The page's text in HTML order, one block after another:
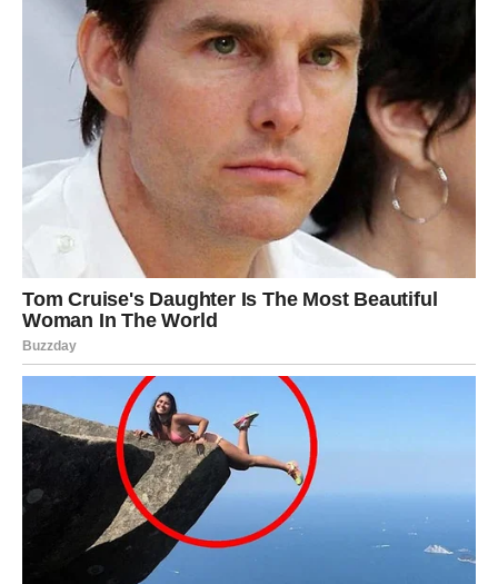
posvećenost
Ovo je period kada Device shvataju daviše ne moraju da
rade za malo, jer znaju previše da bi bile potplaćene.
Savjet
Ne prihvatajte manje od onoga što zaslužujete. Ako vam
nude više –prihvatite bez griže savesti.
LAV – USPEH, STATUS I NOVAC
U JEDNOM PAKETU
Vaše vreme dolazi na velika vrata
Lavovi ulaze u period kada senovac i uspeh spajaju sa
ličnim imidžom i autoritetom. Ovo su poslovi u kojima
ste vi – glavni adut.
Mogući izvori zarade: